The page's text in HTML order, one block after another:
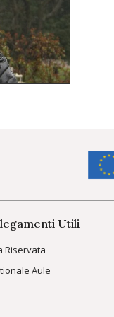
Utili
Riservata
Aule